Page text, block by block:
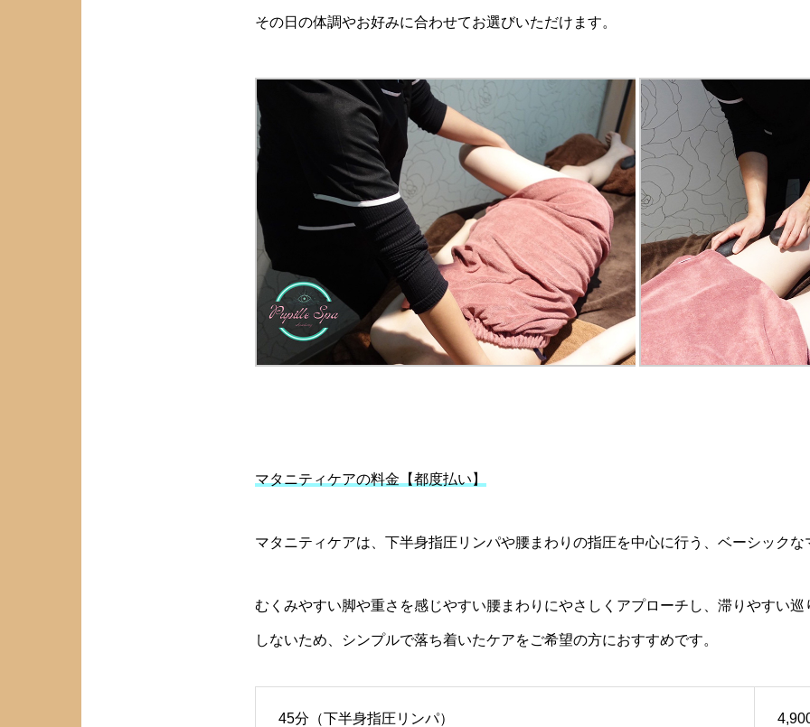
その日の体調やお好みに合わせてお選びいただけます。
マタニティケアの料金【都度払い】
マタニティケアは、下半身指圧リンパや腰まわりの指圧を中心に行う、ベーシックな
むくみやすい脚や重さを感じやすい腰まわりにやさしくアプローチし、滞りやすい
しないため、シンプルで落ち着いたケアをご希望の方におすすめです。
45分（下半身指圧リンパ）